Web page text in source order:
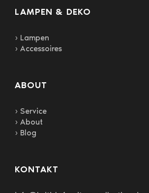
LAMPEN & DEKO
› Lampen
› Accessoires
ABOUT
› Service
› About
› Blog
KONTAKT